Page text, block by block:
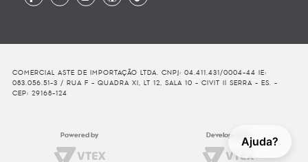
Ajuda?
COMERCIAL ASTE DE IMPORTAÇÃO LTDA. CNPJ: 04.411.431/0004-44 IE:
083.056.51-3 / RUA F - QUADRA XI, LT 12, SALA 10 - CIVIT II SERRA - ES. -
CEP: 29168-124
Powered by Developed By